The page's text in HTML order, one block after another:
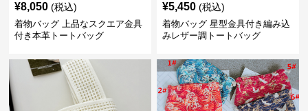
¥8,050 (税込)
着物バッグ 上品なスクエア金具
付き本革トートバッグ
¥5,450 (税込)
着物バッグ 星型金具付き編み込
みレザー調トートバッグ